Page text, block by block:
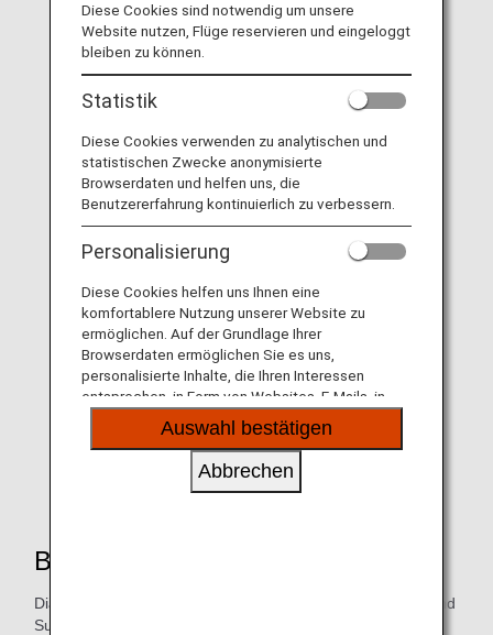
Aufstellkalender
Exklusive Buchkalender und Nachfüllseiten für
Super Flyers-Mitglieder
Berechtigte Personen
Diamond Service-Mitglieder, Platinum Service-Mitglieder und
Super Flyers-Hauptmitglieder nach FJ2026
Diese Cookies sind notwendig um unsere
Website nutzen, Flüge reservieren und eingeloggt
bleiben zu können.
Statistik
Diese Cookies verwenden zu analytischen und
statistischen Zwecke anonymisierte
Browserdaten und helfen uns, die
Benutzererfahrung kontinuierlich zu verbessern.
Personalisierung
Diese Cookies helfen uns Ihnen eine
komfortablere Nutzung unserer Website zu
ermöglichen. Auf der Grundlage Ihrer
Browserdaten ermöglichen Sie es uns,
personalisierte Inhalte, die Ihren Interessen
entsprechen, in Form von Websites, E-Mails, in
sozialen Medien und Werbung anzubieten.
Auswahl bestätigen
Abbrechen